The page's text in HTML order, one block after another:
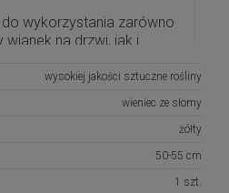
wykorzystania zarówno
wianek na drzwi, jak i
można go uzupełnić o
jest również wykonanie
wysokiej jakości sztuczne rośliny
wieniec ze słomy
żółty
50-55 cm
1 szt.